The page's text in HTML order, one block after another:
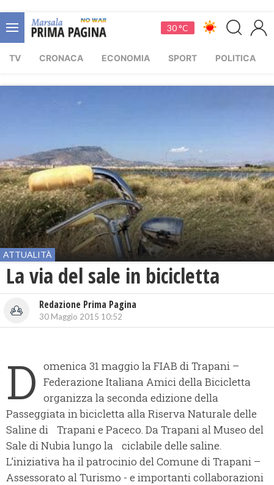
30 °C
TV CRONACA ECONOMIA SPORT POLITICA
ATTUALITÀ
La via del sale in bicicletta
Redazione Prima Pagina
30 Maggio 2015 10:52
D omenica 31 maggio la FIAB di Trapani –
Federazione Italiana Amici della Bicicletta
organizza la seconda edizione della
Passeggiata in bicicletta alla Riserva Naturale delle
Saline di Trapani e Paceco. Da Trapani al Museo del
Sale di Nubia lungo la ciclabile delle saline.
L’iniziativa ha il patrocinio del Comune di Trapani –
Assessorato al Turismo - e importanti collaborazioni